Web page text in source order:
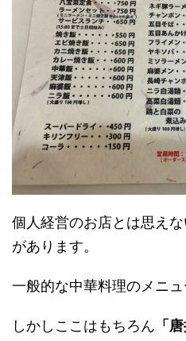
個人経営のお店とは思え
があります。
一般的な中華料理のメニュ
しかしここはもちろん 「